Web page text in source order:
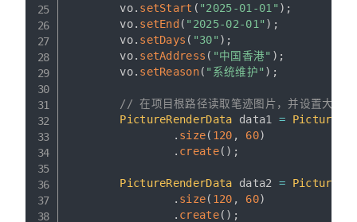
        vo
. setStart ( "2025-01-01" ) ;
        vo
. setEnd ( "2025-02-01" ) ;
        vo
. setDays ( "30" ) ;
        vo
. setAddress ( "中国香港" ) ;
        vo
. setReason( "系统维护" ) ;
// 在项目根路径读取笔迹图片，并设置大小
PictureRenderData data1 = Pictures
. size( 120 , 60)
. create( ) ;
PictureRenderData data2 = Pictures
. size( 120 , 60)
. create( ) ;